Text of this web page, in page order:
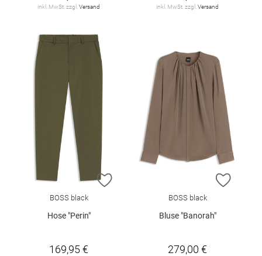
inkl. MwSt. zzgl. Versand inkl. MwSt. zzgl. Versand
ZUR WUNSCHLISTE HINZUFÜGEN
BOSS black
Hose "Perin"
169,95 €
ZUR
BOSS black
Bluse "Banorah"
279,00 €